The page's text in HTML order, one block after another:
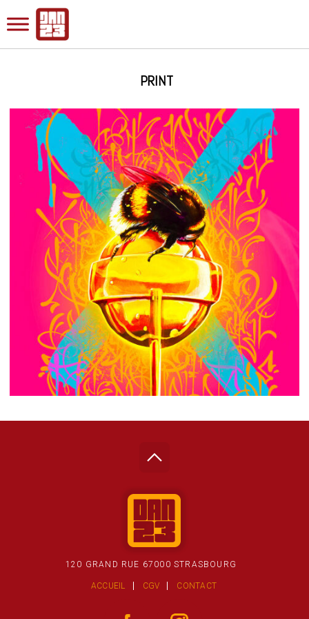
PRINT
120 GRAND RUE 67000 STRASBOURG
ACCUEIL CGV CONTACT